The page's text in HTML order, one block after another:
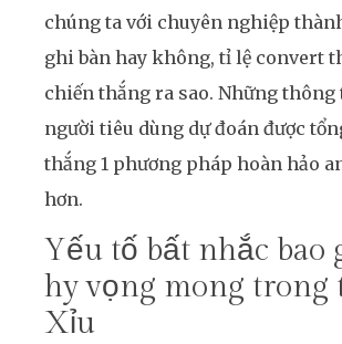
chúng ta với chuyên nghiệp
ghi bàn hay không, tỉ lệ convert
chiến thắng ra sao. Những
người tiêu dùng dự đoán được
thắng 1 phương pháp hoàn hảo
hơn.
Yếu tố bất nhắc
hy vọng mong trong
Xỉu